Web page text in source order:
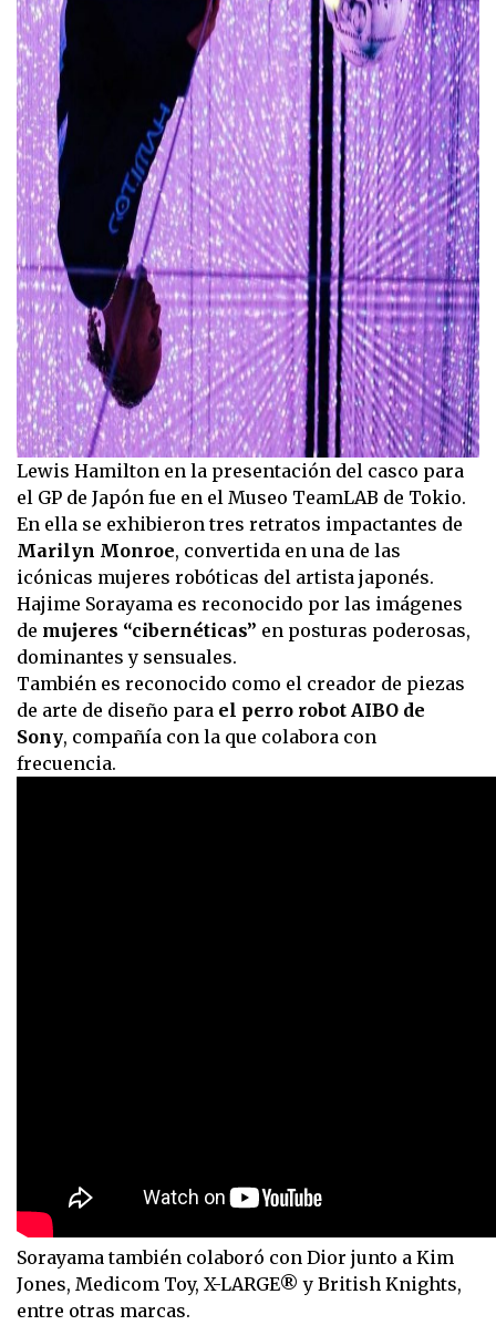
Lewis Hamilton en la presentación del casco para
el GP de Japón fue en el Museo TeamLAB de Tokio.
En ella se exhibieron tres retratos impactantes de
Marilyn Monroe, convertida en una de las
icónicas mujeres robóticas del artista japonés.
Hajime Sorayama es reconocido por las imágenes
de mujeres “cibernéticas” en posturas poderosas,
dominantes y sensuales.
También es reconocido como el creador de piezas
de arte de diseño para el perro robot AIBO de
Sony, compañía con la que colabora con
frecuencia.
Sorayama también colaboró con Dior junto a Kim
Jones, Medicom Toy, X-LARGE® y British Knights,
entre otras marcas.